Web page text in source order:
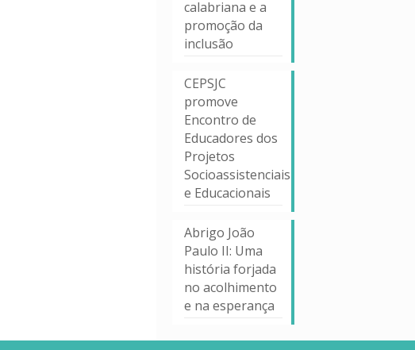
calabriana e a
promoção da
inclusão
CEPSJC
promove
Encontro de
Educadores dos
Projetos
Socioassistenciais
e Educacionais
Abrigo João
Paulo II: Uma
história forjada
no acolhimento
e na esperança